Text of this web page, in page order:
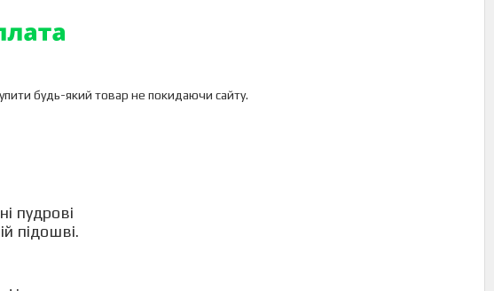
будь-який товар не покидаючи сайту.
пудрові
підошві.